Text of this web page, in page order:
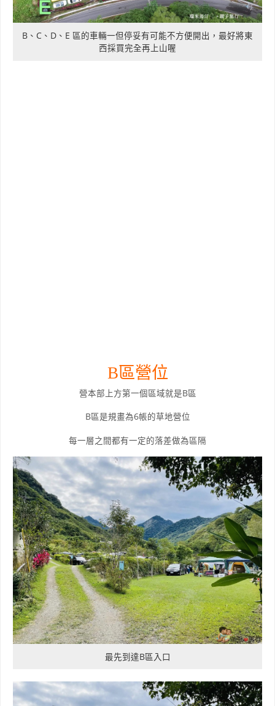
B、C、D、E 區的車輛一但停妥有可能不方便開出，最好將東
西採買完全再上山喔
B區營位
營本部上方第一個區域就是B區
B區是規畫為6帳的草地營位
每一層之間都有一定的落差做為區隔
最先到達B區入口